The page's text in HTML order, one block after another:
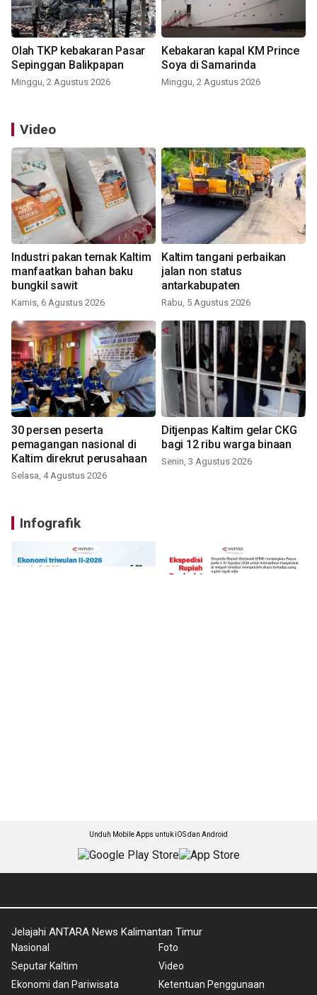
Olah TKP kebakaran Pasar
Sepinggan Balikpapan
Minggu, 2 Agustus 2026
Kebakaran kapal KM Prince
Soya di Samarinda
Minggu, 2 Agustus 2026
Video
Industri pakan ternak Kaltim
manfaatkan bahan baku
bungkil sawit
Kamis, 6 Agustus 2026
Kaltim tangani perbaikan
jalan non status
antarkabupaten
Rabu, 5 Agustus 2026
30 persen peserta
pemagangan nasional di
Kaltim direkrut perusahaan
Selasa, 4 Agustus 2026
Ditjenpas Kaltim gelar CKG
bagi 12 ribu warga binaan
Senin, 3 Agustus 2026
Infografik
Unduh Mobile Apps untuk iOS dan Android
Jelajahi ANTARA News Kalimantan Timur
Nasional
Seputar Kaltim
Ekonomi dan Pariwisata
Foto
Video
Ketentuan Penggunaan